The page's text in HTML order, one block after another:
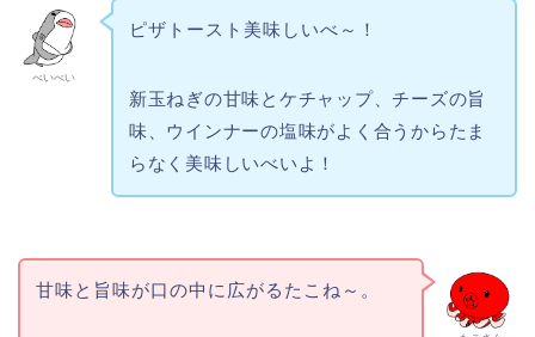
べいべい
ピザトースト美味しいべ～！
新玉ねぎの甘味とケチャップ、チーズの旨
味、ウインナーの塩味がよく合うからたま
らなく美味しいべいよ！
甘味と旨味が口の中に広がるたこね～。